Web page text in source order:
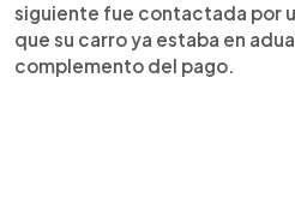
siguiente fue contactada por
que su carro ya estaba en
complemento del pago.